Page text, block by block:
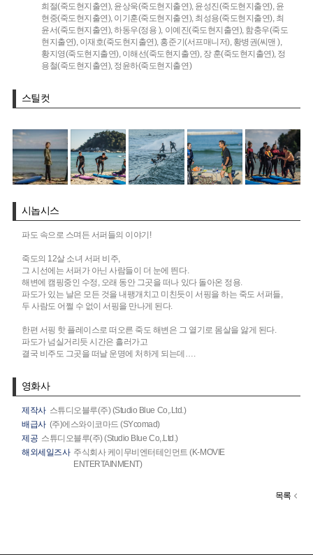
희절(죽도현지출연), 윤상욱(죽도현지출연), 윤성진(죽도현지출연), 윤
현중(죽도현지출연), 이기훈(죽도현지출연), 최성용(죽도현지출연), 최
윤서(죽도현지출연),하동우(정용 ), 이예진(죽도현지출연), 함충우(죽도
현지출연), 이재호(죽도현지출연), 홍준기(서프매니저), 황병권(씨맨 ),
황지영(죽도현지출연), 이해선(죽도현지출연), 장 훈(죽도현지출연), 정
용철(죽도현지출연), 정윤하(죽도현지출연)
스틸컷
시놉시스
파도 속으로 스며든 서퍼들의 이야기!
죽도의 12살 소녀 서퍼 비주,
그 시선에는 서퍼가 아닌 사람들이 더 눈에 띈다.
해변에 캠핑중인 수정, 오래 동안 그곳을 떠나 있다 돌아온 정용.
파도가 있는 날은 모든 것을 내팽개치고 미친듯이 서핑을 하는 죽도 서퍼들,
두 사람도 어쩔 수 없이 서핑을 만나게 된다.
한편 서핑 핫 플레이스로 떠오른 죽도 해변은 그 열기로 몸살을 앓게 된다.
파도가 넘실거리듯 시간은 흘러가고
결국 비주도 그곳을 떠날 운명에 처하게 되는데….
영화사
제작사 스튜디오블루(주) (Studio Blue Co,.Ltd.)
배급사 (주)에스와이코마드 (SYcomad)
제공 스튜디오블루(주) (Studio Blue Co,.Ltd.)
해외세일즈사 주식회사 케이무비엔터테인먼트 (K-MOVIE
ENTERTAINMENT)
목록